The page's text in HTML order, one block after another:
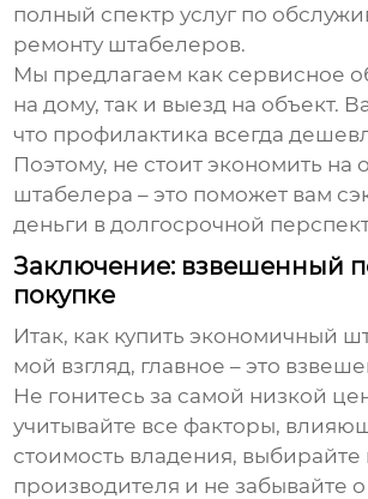
полный спектр услуг по
ремонту штабелеров.
Мы предлагаем как сервисное
на дому, так и выезд на объект.
что профилактика всегда
Поэтому, не стоит экономить на
штабелера – это поможет вам
деньги в долгосрочной
Заключение: взвешенный
покупке
Итак, как купить экономичный
мой взгляд, главное – это
Не гонитесь за самой низкой
учитывайте все факторы,
стоимость владения,
производителя и не забывайте